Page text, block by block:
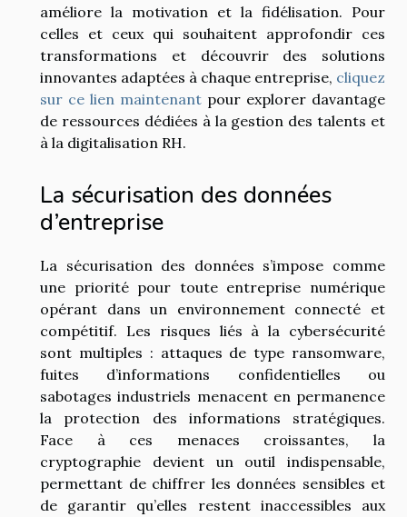
améliore la motivation et la fidélisation. Pour
celles et ceux qui souhaitent approfondir ces
transformations et découvrir des solutions
innovantes adaptées à chaque entreprise, cliquez
sur ce lien maintenant pour explorer davantage
de ressources dédiées à la gestion des talents et
à la digitalisation RH.
La sécurisation des données
d’entreprise
La sécurisation des données s’impose comme
une priorité pour toute entreprise numérique
opérant dans un environnement connecté et
compétitif. Les risques liés à la cybersécurité
sont multiples : attaques de type ransomware,
fuites d’informations confidentielles ou
sabotages industriels menacent en permanence
la protection des informations stratégiques.
Face à ces menaces croissantes, la
cryptographie devient un outil indispensable,
permettant de chiffrer les données sensibles et
de garantir qu’elles restent inaccessibles aux